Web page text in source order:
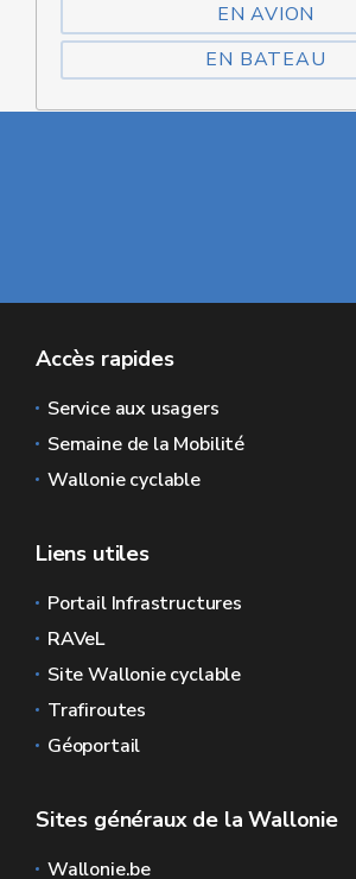
EN AVION
EN BATEAU
Accès rapides
Service aux usagers
Semaine de la Mobilité
Wallonie cyclable
Liens utiles
Portail Infrastructures
RAVeL
Site Wallonie cyclable
Trafiroutes
Géoportail
Sites généraux de la Wallonie
Wallonie.be